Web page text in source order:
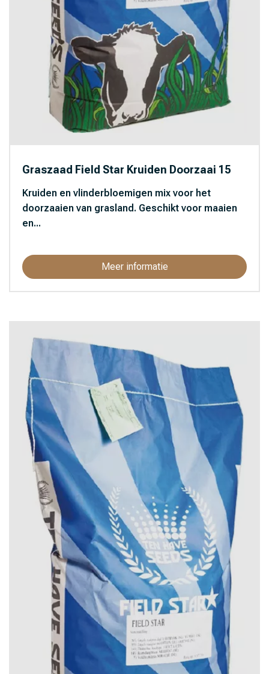
Graszaad Field Star Kruiden Doorzaai 15
Kruiden en vlinderbloemigen mix voor het
doorzaaien van grasland. Geschikt voor maaien
en...
Meer informatie